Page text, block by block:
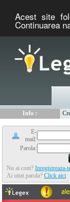
Acest site
Continuarea
Info :
E-
mail:
Parola:
Nu ai cont? Inregistreaza-
Ai uitat parola? Click aici